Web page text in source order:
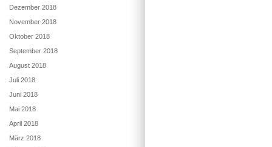
Dezember 2018
November 2018
Oktober 2018
September 2018
August 2018
Juli 2018
Juni 2018
Mai 2018
April 2018
März 2018